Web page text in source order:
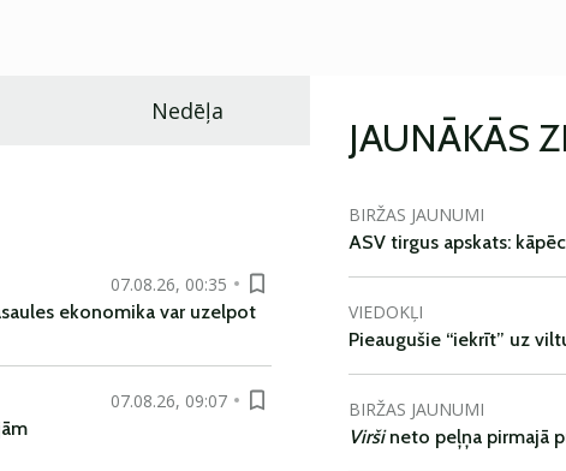
Nedēļa
07.08.26, 00:35
ekonomika var uzelpot
07.08.26, 09:07
JAUNĀKĀS
BIRŽAS JAUNUMI
ASV tirgus apskats:
VIEDOKĻI
Pieaugušie “iekrīt” uz
BIRŽAS JAUNUMI
Viršineto peļņa pirmajā